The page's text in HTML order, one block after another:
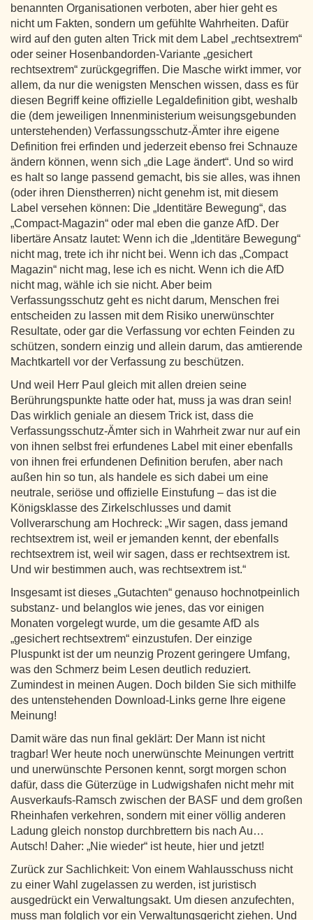
benannten Organisationen verboten, aber hier geht es
nicht um Fakten, sondern um gefühlte Wahrheiten. Dafür
wird auf den guten alten Trick mit dem Label „rechtsextrem“
oder seiner Hosenbandorden-Variante „gesichert
rechtsextrem“ zurückgegriffen. Die Masche wirkt immer, vor
allem, da nur die wenigsten Menschen wissen, dass es für
diesen Begriff keine offizielle Legaldefinition gibt, weshalb
die (dem jeweiligen Innenministerium weisungsgebunden
unterstehenden) Verfassungsschutz-Ämter ihre eigene
Definition frei erfinden und jederzeit ebenso frei Schnauze
ändern können, wenn sich „die Lage ändert“. Und so wird
es halt so lange passend gemacht, bis sie alles, was ihnen
(oder ihren Dienstherren) nicht genehm ist, mit diesem
Label versehen können: Die „Identitäre Bewegung“, das
„Compact-Magazin“ oder mal eben die ganze AfD. Der
libertäre Ansatz lautet: Wenn ich die „Identitäre Bewegung“
nicht mag, trete ich ihr nicht bei. Wenn ich das „Compact
Magazin“ nicht mag, lese ich es nicht. Wenn ich die AfD
nicht mag, wähle ich sie nicht. Aber beim
Verfassungsschutz geht es nicht darum, Menschen frei
entscheiden zu lassen mit dem Risiko unerwünschter
Resultate, oder gar die Verfassung vor echten Feinden zu
schützen, sondern einzig und allein darum, das amtierende
Machtkartell vor der Verfassung zu beschützen.
Und weil Herr Paul gleich mit allen dreien seine
Berührungspunkte hatte oder hat, muss ja was dran sein!
Das wirklich geniale an diesem Trick ist, dass die
Verfassungsschutz-Ämter sich in Wahrheit zwar nur auf ein
von ihnen selbst frei erfundenes Label mit einer ebenfalls
von ihnen frei erfundenen Definition berufen, aber nach
außen hin so tun, als handele es sich dabei um eine
neutrale, seriöse und offizielle Einstufung – das ist die
Königsklasse des Zirkelschlusses und damit
Vollverarschung am Hochreck: „Wir sagen, dass jemand
rechtsextrem ist, weil er jemanden kennt, der ebenfalls
rechtsextrem ist, weil wir sagen, dass er rechtsextrem ist.
Und wir bestimmen auch, was rechtsextrem ist.“
Insgesamt ist dieses „Gutachten“ genauso hochnotpeinlich
substanz- und belanglos wie jenes, das vor einigen
Monaten vorgelegt wurde, um die gesamte AfD als
„gesichert rechtsextrem“ einzustufen. Der einzige
Pluspunkt ist der um neunzig Prozent geringere Umfang,
was den Schmerz beim Lesen deutlich reduziert.
Zumindest in meinen Augen. Doch bilden Sie sich mithilfe
des untenstehenden Download-Links gerne Ihre eigene
Meinung!
Damit wäre das nun final geklärt: Der Mann ist nicht
tragbar! Wer heute noch unerwünschte Meinungen vertritt
und unerwünschte Personen kennt, sorgt morgen schon
dafür, dass die Güterzüge in Ludwigshafen nicht mehr mit
Ausverkaufs-Ramsch zwischen der BASF und dem großen
Rheinhafen verkehren, sondern mit einer völlig anderen
Ladung gleich nonstop durchbrettern bis nach Au…
Autsch! Daher: „Nie wieder“ ist heute, hier und jetzt!
Zurück zur Sachlichkeit: Von einem Wahlausschuss nicht
zu einer Wahl zugelassen zu werden, ist juristisch
ausgedrückt ein Verwaltungsakt. Um diesen anzufechten,
muss man folglich vor ein Verwaltungsgericht ziehen. Und